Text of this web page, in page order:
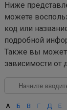
Ниже
можете
код или
подробной
Также вы
зависимости
А Б В Г Д Е